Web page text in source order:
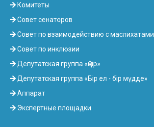
Комитеты
Совет сенаторов
Совет по взаимодействию с маслихатами
Совет по инклюзии
Депутатская группа «Өңір»
Депутатская группа «Бір ел - бір мүдде»
Аппарат
Экспертные площадки